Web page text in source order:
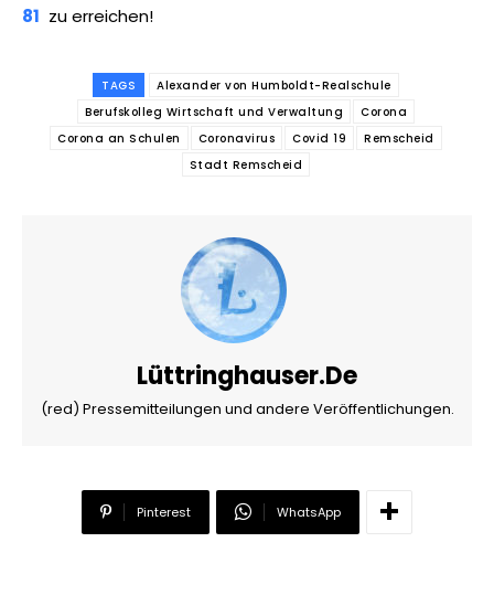
81 zu erreichen!
TAGS
Alexander von Humboldt-Realschule
Berufskolleg Wirtschaft und Verwaltung
Corona
Corona an Schulen
Coronavirus Covid 19
Remscheid
Stadt Remscheid
Lüttringhauser.de
(red) Pressemitteilungen und andere Veröffentlichungen.
Pinterest WhatsApp